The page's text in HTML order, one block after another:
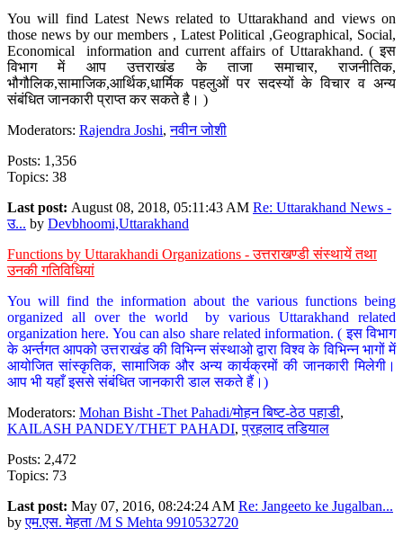
You will find Latest News related to Uttarakhand and views on
those news by our members , Latest Political ,Geographical, Social,
Economical information and current affairs of Uttarakhand. ( इस
विभाग में आप उत्तराखंड के ताजा समाचार, राजनीतिक,
भौगौलिक,सामाजिक,आर्थिक,धार्मिक पहलुओं पर सदस्यों के विचार व अन्य
संबंधित जानकारी प्राप्त कर सकते है। )
Moderators: Rajendra Joshi,नवीन जोशी
Posts: 1,356
Topics: 38
Last post: August 08, 2018, 05:11:43 AM Re: Uttarakhand News -
उ... by Devbhoomi,Uttarakhand
Functions by Uttarakhandi Organizations - उत्तराखण्डी संस्थायें तथा
उनकी गतिविधियां
You will find the information about the various functions being
organized all over the world by various Uttarakhand related
organization here. You can also share related information. ( इस विभाग
के अर्न्तगत आपको उत्तराखंड की विभिन्न संस्थाओ द्वारा विश्व के विभिन्न भागों में
आयोजित सांस्कृतिक, सामाजिक और अन्य कार्यक्रमों की जानकारी मिलेगी।
आप भी यहाँ इससे संबंधित जानकारी डाल सकते हैं।)
Moderators: Mohan Bisht -Thet Pahadi/मोहन बिष्ट-ठेठ पहाडी,
KAILASH PANDEY/THET PAHADI,प्रहलाद तडियाल
Posts: 2,472
Topics: 73
Last post: May 07, 2016, 08:24:24 AM Re: Jangeeto ke Jugalban...
byएम.एस. मेहता /M S Mehta 9910532720